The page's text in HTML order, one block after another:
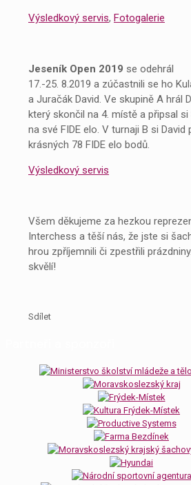
Výsledkový servis, Fotogalerie
Jeseník Open 2019 se odehrál
17.-25. 8.2019 a zúčastnili se ho
a Juračák David. Ve skupině A hrál
který skončil na 4. místě a připsal si
na své FIDE elo. V turnaji B si David
krásných 78 FIDE elo bodů.
Výsledkový servis
Všem děkujeme za hezkou
Interchess a těší nás, že jste si
hrou zpříjemnili či zpestřili
skvělí!
Sdílet